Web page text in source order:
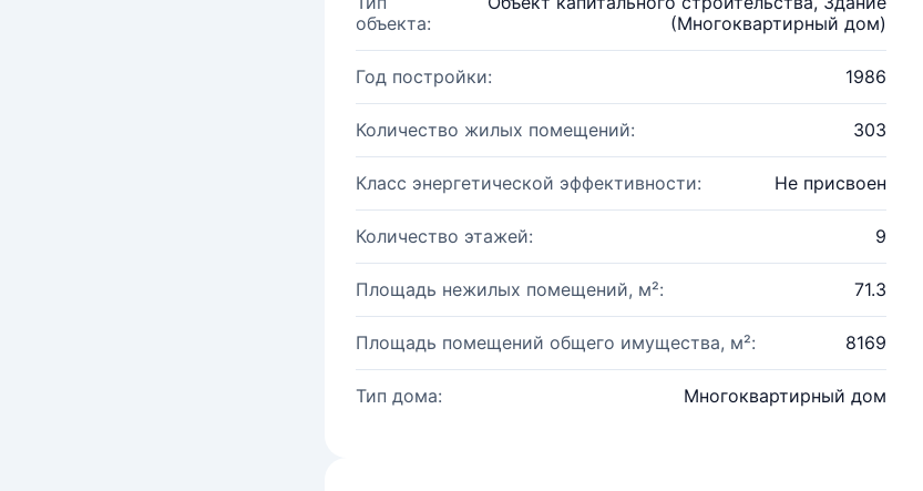
объекта:
(Многоквартирный дом)
Год постройки: 1986
Количество жилых помещений: 303
Класс энергетической эффективности: Не присвоен
Количество этажей: 9
Площадь нежилых помещений, м²: 71.3
Площадь помещений общего имущества, м²: 8169
Тип дома: Многоквартирный дом